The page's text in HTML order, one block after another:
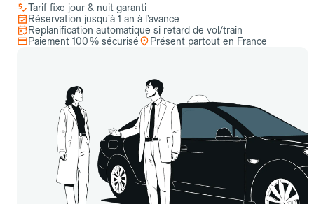
Tarif fixe jour & nuit garanti
Réservation jusqu’à 1 an à l’avance
Replanification automatique si retard de vol/train
Paiement 100 % sécurisé
Présent partout en France